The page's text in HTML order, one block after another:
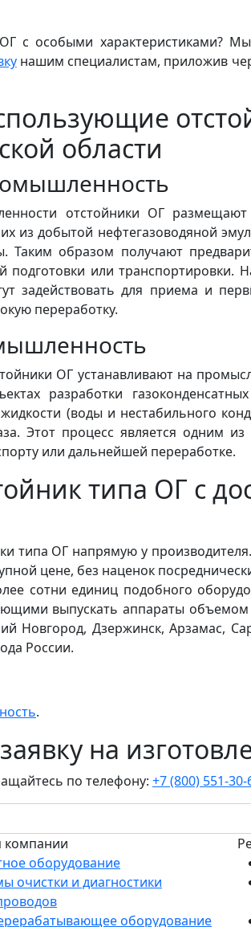
с особыми характеристиками?
нашим специалистам, приложив
области
отстойники ОГ размещают
из добытой нефтегазоводяной
Таким образом получают
подготовки или транспортировки.
задействовать для приема и
переработку.
ОГ устанавливают на
разработки
(воды и нестабильного
Этот процесс является одним
или дальнейшей переработке.
типа ОГ с
типа ОГ напрямую у
цене, без наценок
сотни единиц подобного
выпускать аппараты объемом
Новгород, Дзержинск, Арзамас,
России.
.
на
по телефону: +7 (800) 551-30-
компании
оборудование
очистки и диагностики
оборудование